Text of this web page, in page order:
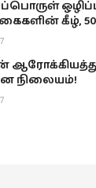
கீழ்,
நிலையம்!